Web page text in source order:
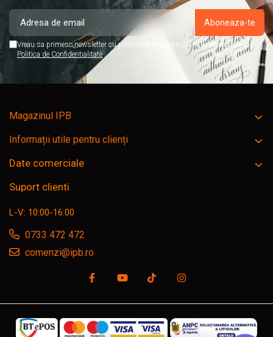
Vreau sa primesc newsletter cu promotiile magazinului. Afla mai multe in
Politica de Confidentialitate
Magazinul IPB
Informații utile pentru clienți
Date comerciale
Suport clienti
L-V: 10:00-16:00
0733 472 472
comenzi@ipb.ro